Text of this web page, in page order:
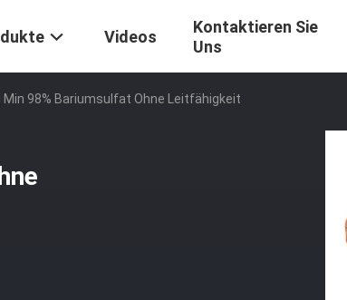
Videos
Kontaktieren Sie
Uns
Min 98% Bariumsulfat Ohne Leitfähigkeit